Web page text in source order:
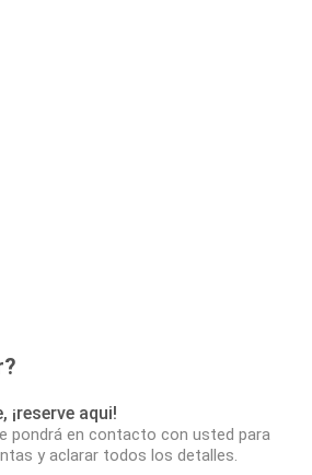
¡reserve aqui!
pondrá en contacto con usted para
y aclarar todos los detalles.